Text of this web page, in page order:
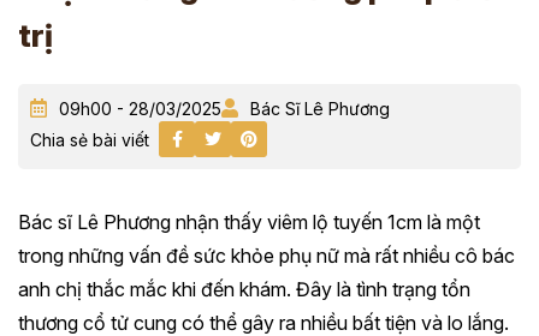
trị
09h00 - 28/03/2025
Bác Sĩ Lê Phương
Chia sẻ bài viết
Bác sĩ Lê Phương nhận thấy viêm lộ tuyến 1cm là một
trong những vấn đề sức khỏe phụ nữ mà rất nhiều cô bác
anh chị thắc mắc khi đến khám. Đây là tình trạng tổn
thương cổ tử cung có thể gây ra nhiều bất tiện và lo lắng.